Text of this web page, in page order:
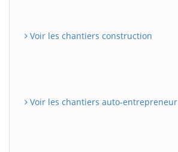
Voir les chantiers construction
Voir les chantiers auto-entrepreneur